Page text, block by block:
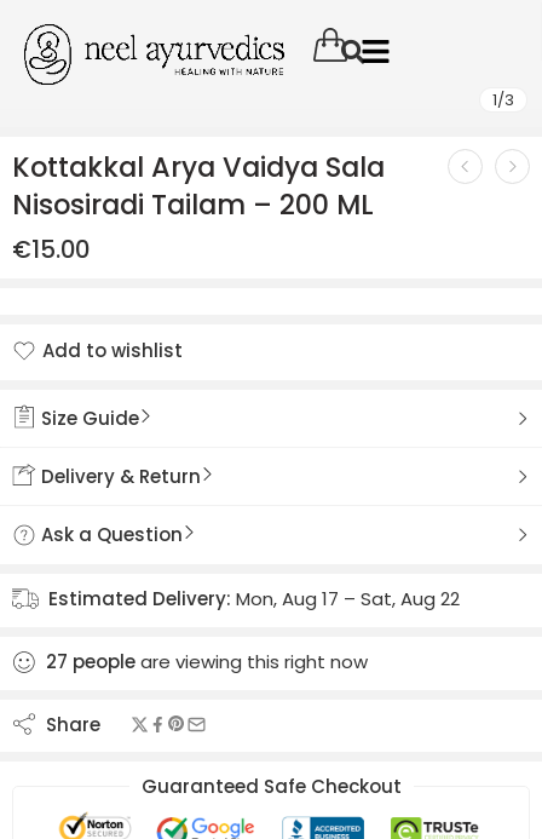
1/3
Kottakkal Arya Vaidya Sala
Nisosiradi Tailam – 200 ML
€15.00
Add to wishlist
Size Guide
Delivery & Return
Ask a Question
Estimated Delivery: Mon, Aug 17 – Sat, Aug 22
27 peopleare viewing this right now
Share
Guaranteed Safe Checkout